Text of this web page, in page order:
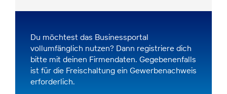
Du möchtest das Businessportal
vollumfänglich nutzen? Dann registriere dich
bitte mit deinen Firmendaten. Gegebenenfalls
ist für die Freischaltung ein Gewerbenachweis
erforderlich.